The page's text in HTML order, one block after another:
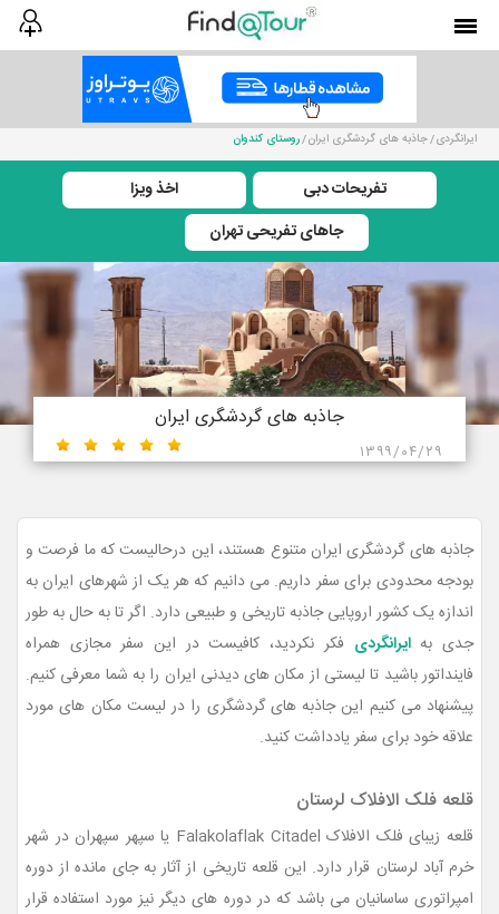
ایرانگردی جاذبه های گردشگری ایران روستای کندوان
تفریحات دبی
اخذ ویزا
جاهای تفریحی تهران
جاذبه های گردشگری ایران
۱۳۹۹/۰۴/۲۹
جاذبه های گردشگری ایران متنوع هستند، این درحالیست که ما فرصت و
بودجه محدودی برای سفر داریم. می دانیم که هر یک از شهرهای ایران به
اندازه یک کشور اروپایی جاذبه تاریخی و طبیعی دارد. اگر تا به حال به طور
جدی بهایرانگردی فکر نکردید، کافیست در این سفر مجازی همراه
فاینداتور باشید تا لیستی از مکان های دیدنی ایران را به شما معرفی کنیم.
پیشنهاد می کنیم این جاذبه های گردشگری را در لیست مکان های مورد
علاقه خود برای سفر یادداشت کنید.
قلعه فلک الافلاک لرستان
قلعه زیبای فلک الافلاک Falakolaflak Citadel یا سپهر سپهران در شهر
خرم آباد لرستان قرار دارد. این قلعه تاریخی از آثار به جای مانده از دوره
امپراتوری ساسانیان می باشد که در دوره های دیگر نیز مورد استفاده قرار